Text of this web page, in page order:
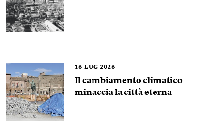
16 LUG 2026
Il cambiamento climatico
minaccia la città eterna